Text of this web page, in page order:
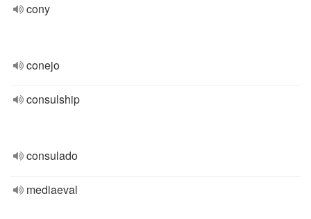
cony
conejo
consulship
consulado
mediaeval